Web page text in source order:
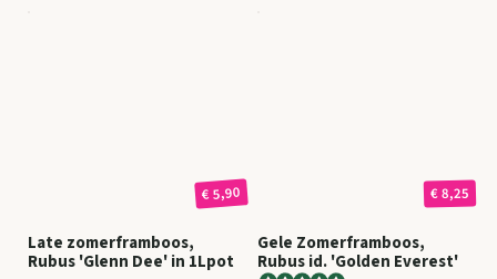
€ 5,90
Late zomerframboos,
Rubus 'Glenn Dee' in 1Lpot
€ 8,25
Gele Zomerframboos,
Rubus id. 'Golden Everest'